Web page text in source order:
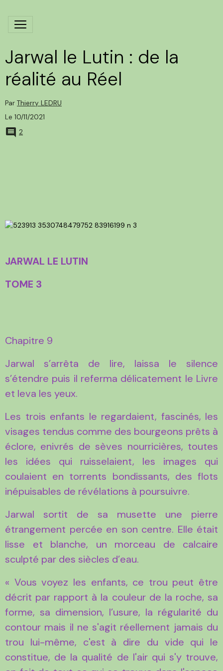
Jarwal le Lutin : de la
réalité au Réel
Par Thierry LEDRU
Le 10/11/2021
2
JARWAL LE LUTIN
TOME 3
Chapitre 9
Jarwal s’arrêta de lire, laissa le silence
s’étendre puis il referma délicatement le Livre
et leva les yeux.
Les trois enfants le regardaient, fascinés, les
visages tendus comme des bourgeons prêts à
éclore, enivrés de sèves nourricières, toutes
les idées qui ruisselaient, les images qui
coulaient en torrents bondissants, des flots
inépuisables de révélations à poursuivre.
Jarwal sortit de sa musette une pierre
étrangement percée en son centre. Elle était
lisse et blanche, un morceau de calcaire
sculpté par des siècles d’eau.
« Vous voyez les enfants, ce trou peut être
décrit par rapport à la couleur de la roche, sa
forme, sa dimension, l’usure, la régularité du
contour mais il ne s'agit réellement jamais du
trou lui-même, c'est à dire du vide qui le
constitue, de la qualité de l'air qui s'y trouve,